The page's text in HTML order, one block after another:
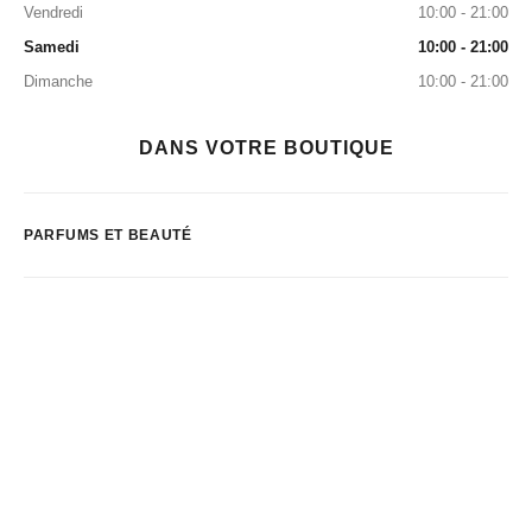
Vendredi
10:00 - 21:00
Samedi
10:00 - 21:00
Dimanche
10:00 - 21:00
DANS VOTRE BOUTIQUE
PARFUMS ET BEAUTÉ